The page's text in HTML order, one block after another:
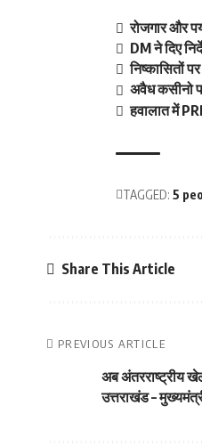
रोजगार और
DM ने दिए
निष्कासितों
अवैध कसीनो
हवालात में
TAGGED: 5
Share This Article
PREVIOUS ARTICLE
अब अंतरराष्ट्रीय
उत्तराखंड –